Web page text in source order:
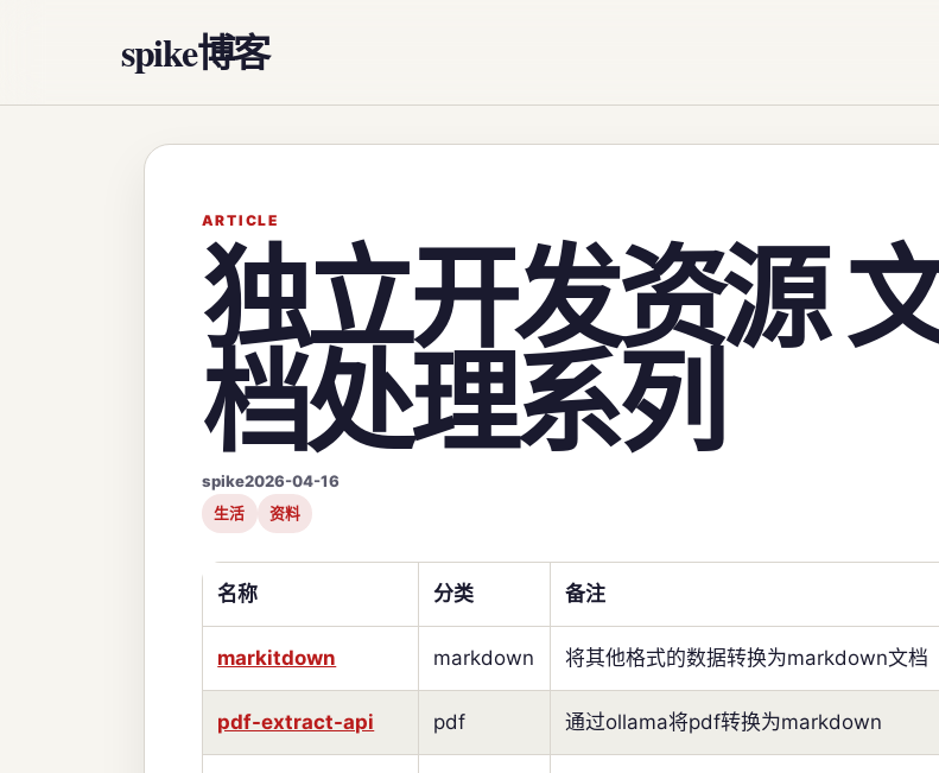
spike博客
ARTICLE
独立开发资源
档处理系列
spike2026-04-16
生活 资料
名称 分类 备注
markitdown markdown 将其他格式的数据转换为markdown文档
pdf-extract-api pdf 通过ollama将pdf转换为markdown